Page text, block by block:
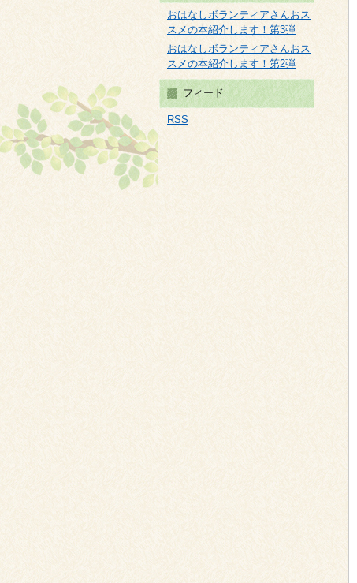
おはなしボランティアさんおス
スメの本紹介します！第3弾
おはなしボランティアさんおス
スメの本紹介します！第2弾
フィード
RSS